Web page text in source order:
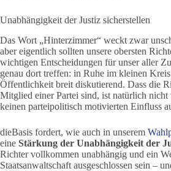
Unabhängigkeit der Justiz sicherstellen
Das Wort „Hinterzimmer“ weckt zwar
aber eigentlich sollten unsere obersten
wichtigen Entscheidungen für unser aller
genau dort treffen: in Ruhe im kleinen
Öffentlichkeit breit diskutierend. Dass die
Mitglied einer Partei sind, ist natürlich nicht
keinen parteipolitisch motivierten Einfluss
dieBasis fordert, wie auch in unserem
eine Stärkung der Unabhängigkeit der
Richter vollkommen unabhängig und ein
Staatsanwaltschaft ausgeschlossen sein –